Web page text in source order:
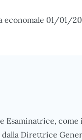
economale 01/01/
Esaminatrice,
Direttrice